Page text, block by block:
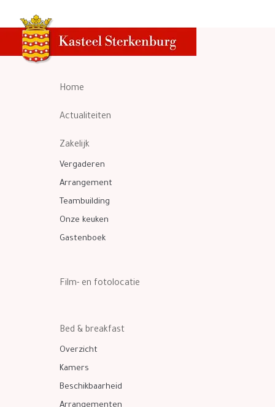
Home
Actualiteiten
Zakelijk
Vergaderen
Arrangement
Teambuilding
Onze keuken
Gastenboek
Film- en fotolocatie
Bed & breakfast
Overzicht
Kamers
Beschikbaarheid